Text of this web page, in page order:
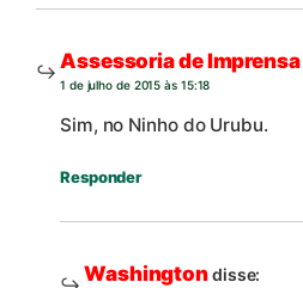
Assessoria de Imprensa
1 de julho de 2015 às 15:18
Sim, no Ninho do Urubu.
Responder
Washingtondisse: